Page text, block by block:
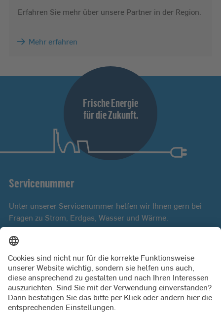
Erfahren Sie mehr über unsere Partner in der Region.
Mehr erfahren
Frische Energie
für die Zukunft.
Servicenummer
Unter unserer Servicenummer helfen wir Ihnen gern bei
Fragen zu Strom, Erdgas, Wasser und Wärme.
Mo bis Fr 8:00 - 18:00 Uhr
0431 9879 3000